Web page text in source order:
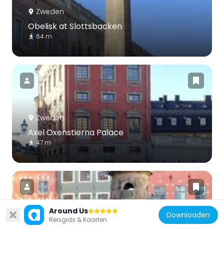
Zweden
Obelisk at Slottsbacken
64 m
Zweden
Axel Oxenstierna Palace
47 m
Zweden
Around Us
Reisgids & Kaarten Downloaden